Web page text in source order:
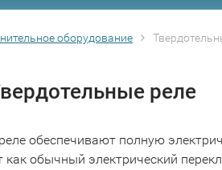
оборудование
реле
обеспечивают полную
как обычный электрический